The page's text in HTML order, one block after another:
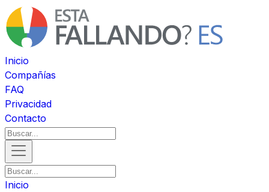
Inicio
Compañías
FAQ
Privacidad
Contacto
Inicio